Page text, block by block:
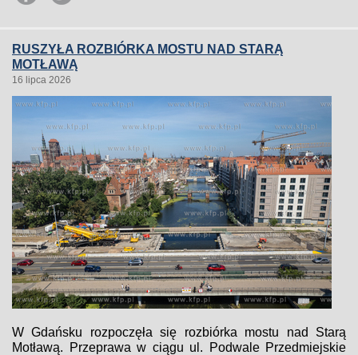
RUSZYŁA ROZBIÓRKA MOSTU NAD STARĄ
MOTŁAWĄ
16 lipca 2026
W Gdańsku rozpoczęła się rozbiórka mostu nad Starą
Motławą. Przeprawa w ciągu ul. Podwale Przedmiejskie